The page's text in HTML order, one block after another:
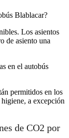
Blablacar?
Los asientos
de asiento una
en el autobús
permitidos en los
a excepción
de CO2 por